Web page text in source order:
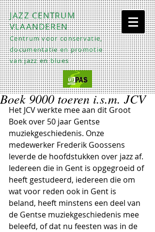
JAZZ CENTRUM
VLAANDEREN
Centrum voor conservatie,
documentatie en promotie
van jazz en blues
Boek 9000 toeren i.s.m. JCV
Het JCV werkte mee aan dit Groot
Boek over 50 jaar Gentse
muziekgeschiedenis. Onze
medewerker Frederik Goossens
leverde de hoofdstukken over jazz af.
Iedereen die in Gent is opgegroeid of
heeft gestudeerd, iedereen die om
wat voor reden ook in Gent is
beland, heeft minstens een deel van
de Gentse muziekgeschiedenis mee
beleefd, of dat nu feesten was in de